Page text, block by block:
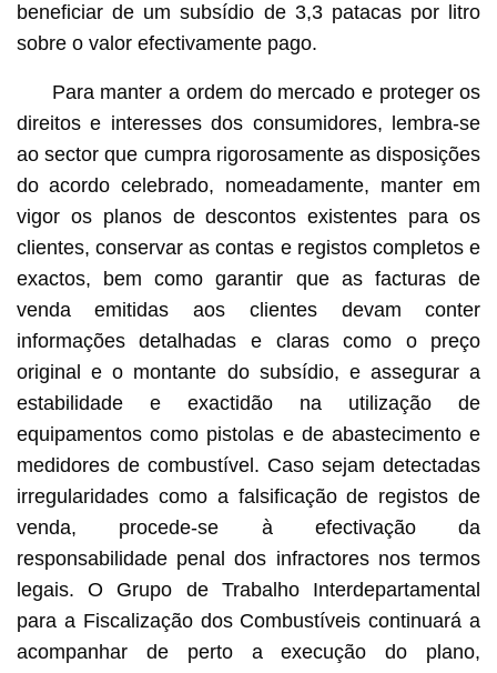
beneficiar de um subsídio de 3,3 patacas por litro
sobre o valor efectivamente pago.
Para manter a ordem do mercado e proteger os
direitos e interesses dos consumidores, lembra-se
ao sector que cumpra rigorosamente as disposições
do acordo celebrado, nomeadamente, manter em
vigor os planos de descontos existentes para os
clientes, conservar as contas e registos completos e
exactos, bem como garantir que as facturas de
venda emitidas aos clientes devam conter
informações detalhadas e claras como o preço
original e o montante do subsídio, e assegurar a
estabilidade e exactidão na utilização de
equipamentos como pistolas e de abastecimento e
medidores de combustível. Caso sejam detectadas
irregularidades como a falsificação de registos de
venda, procede-se à efectivação da
responsabilidade penal dos infractores nos termos
legais. O Grupo de Trabalho Interdepartamental
para a Fiscalização dos Combustíveis continuará a
acompanhar de perto a execução do plano,